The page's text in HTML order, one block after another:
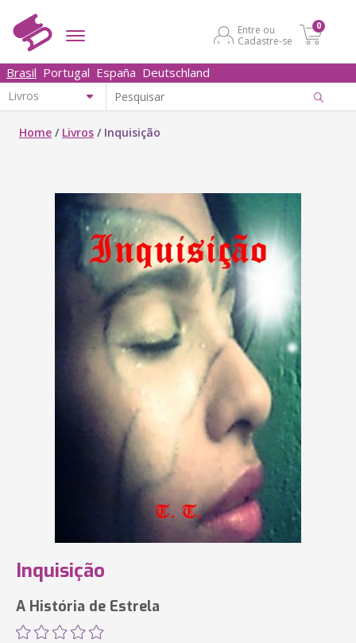
Entre ou
Cadastre-se
0
Brasil Portugal España Deutschland
Home / Livros / Inquisição
Inquisição
A História de Estrela